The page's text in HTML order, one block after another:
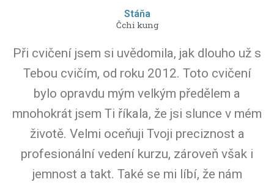
Stáňa
Čchi kung
Při cvičení jsem si uvědomila, jak dlouho už s
Tebou cvičím, od roku 2012. Toto cvičení
bylo opravdu mým velkým předělem a
mnohokrát jsem Ti říkala, že jsi slunce v mém
životě. Velmi oceňuji Tvoji preciznost a
profesionální vedení kurzu, zároveň však i
jemnost a takt. Také se mi líbí, že nám